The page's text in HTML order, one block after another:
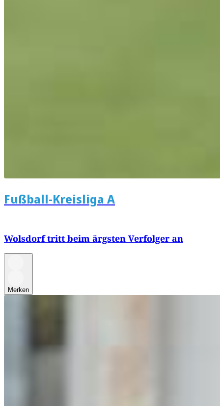
Fußball-Kreisliga A
Wolsdorf tritt beim ärgsten Verfolger an
Merken